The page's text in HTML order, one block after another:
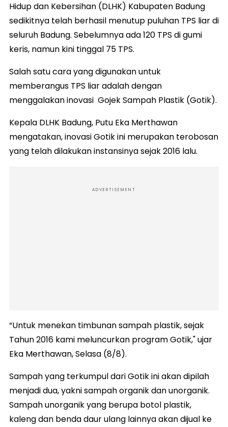
Hidup dan Kebersihan (DLHK) Kabupaten Badung
sedikitnya telah berhasil menutup puluhan TPS liar di
seluruh Badung. Sebelumnya ada 120 TPS di gumi
keris, namun kini tinggal 75 TPS.
Salah satu cara yang digunakan untuk
memberangus TPS liar adalah dengan
menggalakan inovasi Gojek Sampah Plastik (Gotik).
Kepala DLHK Badung, Putu Eka Merthawan
mengatakan, inovasi Gotik ini merupakan terobosan
yang telah dilakukan instansinya sejak 2016 lalu.
ADVERTISEMENT
“Untuk menekan timbunan sampah plastik, sejak
Tahun 2016 kami meluncurkan program Gotik," ujar
Eka Merthawan, Selasa (8/8).
Sampah yang terkumpul dari Gotik ini akan dipilah
menjadi dua, yakni sampah organik dan unorganik.
Sampah unorganik yang berupa botol plastik,
kaleng dan benda daur ulang lainnya akan dijual ke